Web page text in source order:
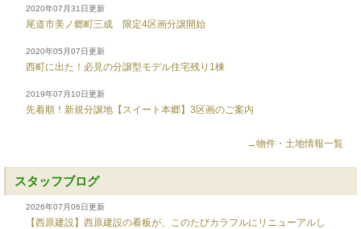
2020年07月31日更新
尾道市美ノ郷町三成 限定4区画分譲開始
2020年05月07日更新
西町に出た！必見の分譲型モデル住宅残り1棟
2019年07月10日更新
先着順！新規分譲地【スイート本郷】3区画のご案内
→物件・土地情報一覧
スタッフブログ
2026年07月06日更新
【西原建設】西原建設の看板が、このたびカラフルにリニューアルし